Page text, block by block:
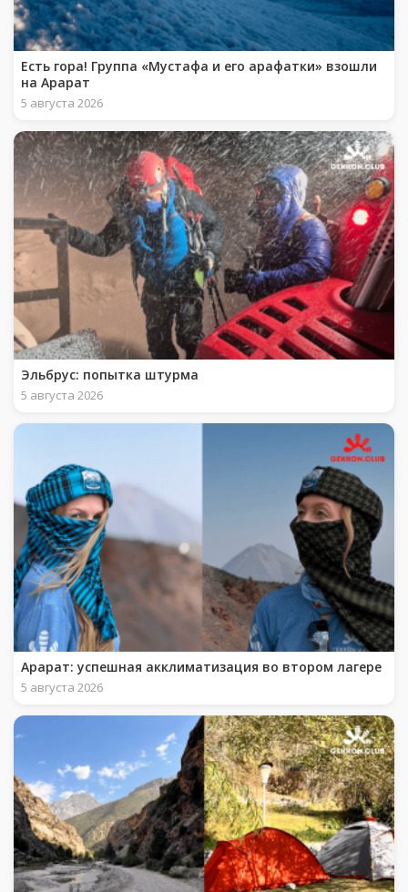
Есть гора! Группа «Мустафа и его арафатки» взошли
на Арарат
5 августа 2026
Эльбрус: попытка штурма
5 августа 2026
Арарат: успешная акклиматизация во втором лагере
5 августа 2026